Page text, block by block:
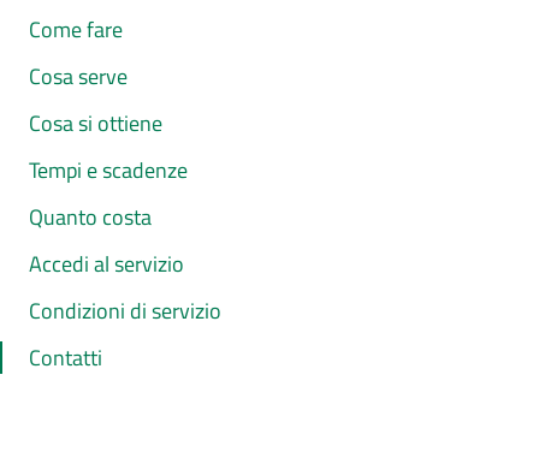
Come fare
Cosa serve
Cosa si ottiene
Tempi e scadenze
Quanto costa
Accedi al servizio
Condizioni di servizio
Contatti